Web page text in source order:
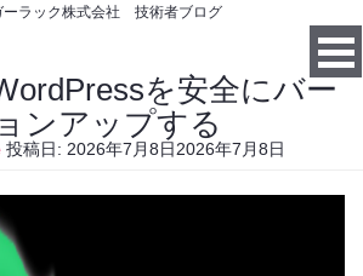
ーラック株式会社 技術者ブログ
を安全にバー
ンアップする
投稿日: 2026年7月8日2026年7月8日